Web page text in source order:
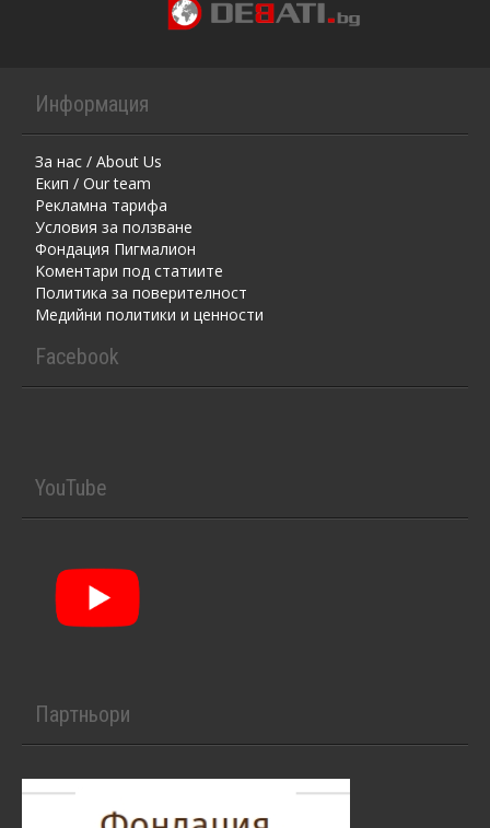
Информация
За нас / About Us
Екип / Our team
Рекламна тарифа
Условия за ползване
Фондация Пигмалион
Kоментaри под статиите
Политика за поверителност
Медийни политики и ценности
Facebook
YouTube
Партньори